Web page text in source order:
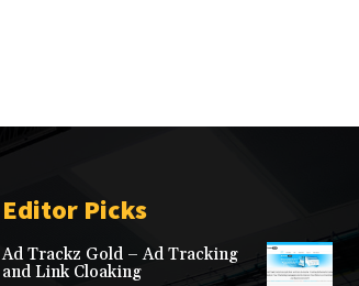
Editor Picks
Ad Trackz Gold – Ad Tracking
and Link Cloaking